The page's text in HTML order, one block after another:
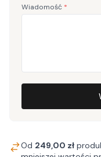
Wiadomość *
Od 249,00 zł